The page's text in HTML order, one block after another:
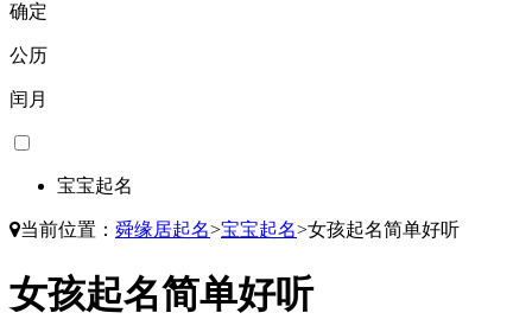
确定
公历
闰月
宝宝起名
当前位置： 舜缘居起名>宝宝起名>女孩起名简单好听
女孩起名简单好听